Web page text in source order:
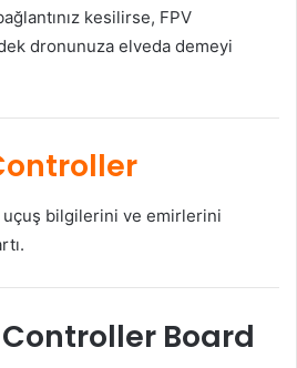
kesilirse, FPV
dronunuza elveda demeyi
bilgilerini ve emirlerini
Board